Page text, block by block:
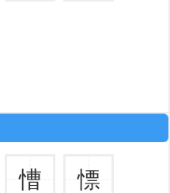
慒 慓